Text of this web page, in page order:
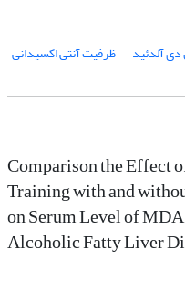
دی آلدئید ظرفیت آنتی اکسیدانی
Comparison the Effect
Training with and
on Serum Level of
Alcoholic Fatty Liver